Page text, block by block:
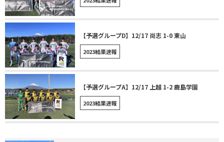
【予選グループD】12/17 尚志 1-0 東山
2023結果速報
【予選グループA】12/17 上越 1-2 ⿅島学園
2023結果速報